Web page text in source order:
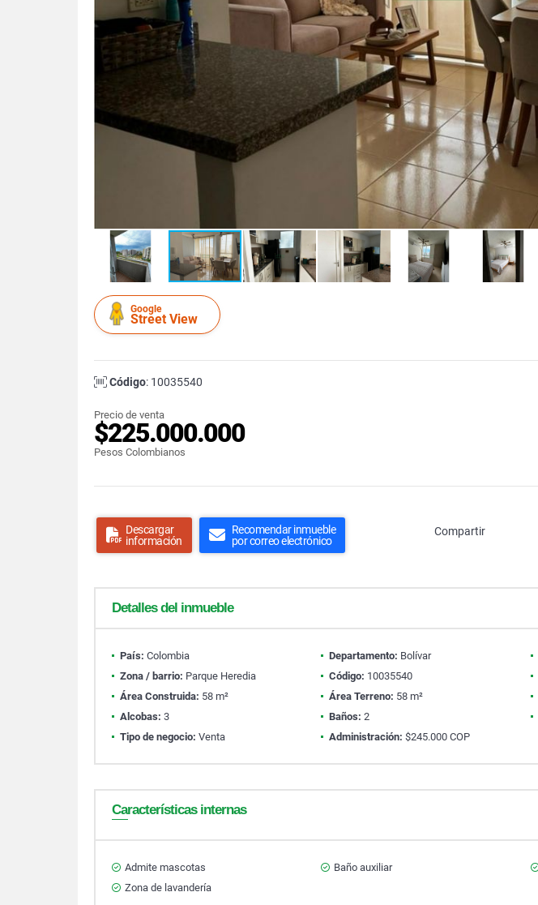
Google
Street View
Código: 10035540
Precio de venta
$225.000.000
Pesos Colombianos
Descargar
información
Recomendar inmueble
por correo electrónico
Compartir
Detalles del inmueble
País: Colombia Departamento: Bolívar
Zona / barrio: Parque Heredia Código: 10035540
Área Construida: 58 m² Área Terreno: 58 m²
Alcobas: 3 Baños: 2
Tipo de negocio: Venta Administración: $245.000 COP
Características internas
Admite mascotas Baño auxiliar
Zona de lavandería